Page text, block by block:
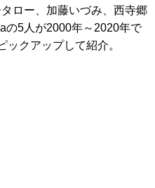
ロー、加藤いづみ、西寺郷
の5人が2000年～2020年で
クアップして紹介。